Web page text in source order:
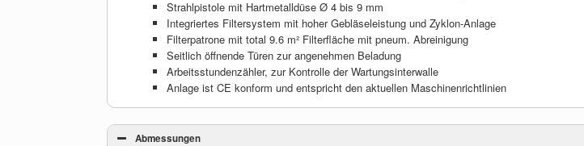
Strahlpistole mit Hartmetalldüse Ø 4 bis 9 mm
Integriertes Filtersystem mit hoher Gebläseleistung und Zyklon-Anlage
Filterpatrone mit total 9.6 m² Filterfläche mit pneum. Abreinigung
Seitlich öffnende Türen zur angenehmen Beladung
Arbeitsstundenzähler, zur Kontrolle der Wartungsinterwalle
Anlage ist CE konform und entspricht den aktuellen Maschinenrichtlinien
Abmessungen